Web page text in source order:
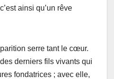
ainsi qu’un rêve
serre tant le cœur.
derniers fils vivants qui
fondatrices ; avec elle,